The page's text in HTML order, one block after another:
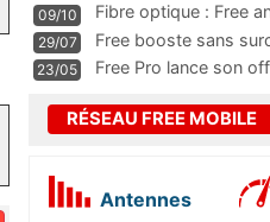
09/10
Fibre optique : Free
pass
29/07
Free booste sans
23/05 Free Pro lance son
RÉSEAU FREE MOBILE
Antennes